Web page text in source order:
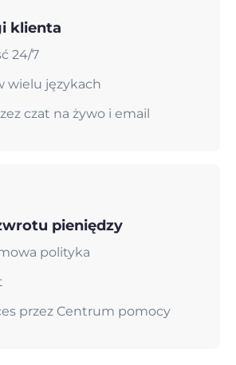
klienta
24/7
wielu językach
czat na żywo i email
pieniędzy
polityka
przez Centrum pomocy